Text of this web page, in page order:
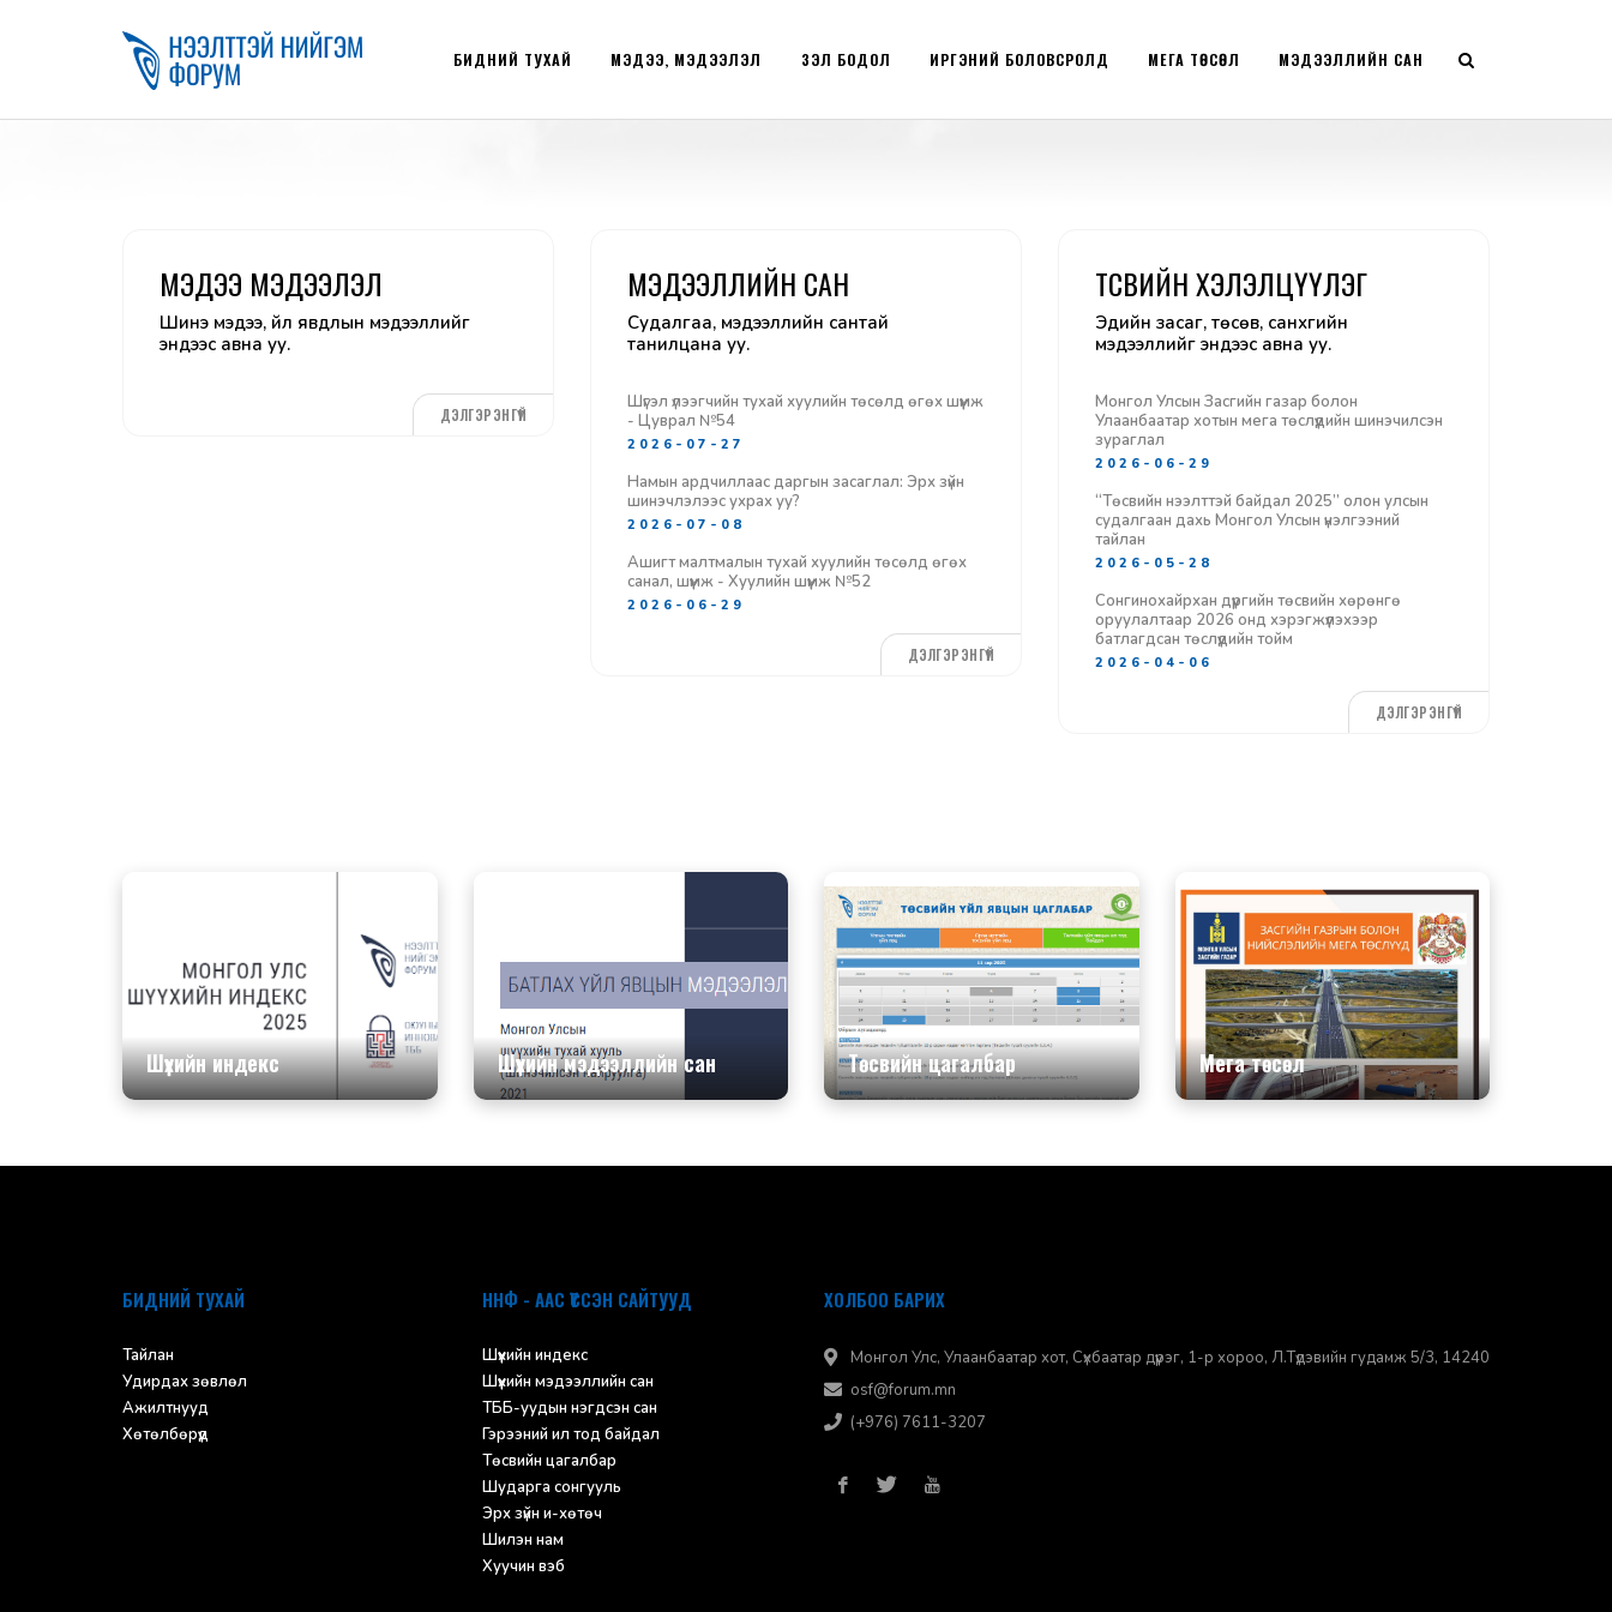
БИДНИЙ ТУХАЙ МЭДЭЭ, МЭДЭЭЛЭЛ ҮЗЭЛ БОДОЛ ИРГЭНИЙ БОЛОВСРОЛД МЭДЭЭЛЛИЙН САН
МЕГА ТӨСӨЛ
МЭДЭЭ МЭДЭЭЛЭЛ
Шинэ мэдээ, үйл явдлын мэдээллийг
эндээс авна уу.
ДЭЛГЭРЭНГҮЙ
МЭДЭЭЛЛИЙН САН
Судалгаа, мэдээллийн сантай
танилцана уу.
Шүгэл үлээгчийн тухай хуулийн төсөлд өгөх шүүмж
- Цуврал №54
2026-07-27
Намын ардчиллаас даргын засаглал: Эрх зүйн
шинэчлэлээс ухрах уу?
2026-07-08
Ашигт малтмалын тухай хуулийн төсөлд өгөх
санал, шүүмж - Хуулийн шүүмж №52
2026-06-29
ДЭЛГЭРЭНГҮЙ
ТӨСВИЙН ХЭЛЭЛЦҮҮЛЭГ
Эдийн засаг, төсөв, санхүүгийн
мэдээллийг эндээс авна уу.
Монгол Улсын Засгийн газар болон
Улаанбаатар хотын мега төслүүдийн шинэчилсэн
зураглал
2026-06-29
“Төсвийн нээлттэй байдал 2025” олон улсын
судалгаан дахь Монгол Улсын үнэлгээний
тайлан
2026-05-28
Сонгинохайрхан дүүргийн төсвийн хөрөнгө
оруулалтаар 2026 онд хэрэгжүүлэхээр
батлагдсан төслүүдийн тойм
2026-04-06
ДЭЛГЭРЭНГҮЙ
Шүүхийн индекс Шүүхийн мэдээллийн сан Төсвийн цагалбар Мега төсөл
БИДНИЙ ТУХАЙ
Тайлан
Удирдах зөвлөл
Ажилтнууд
Хөтөлбөрүүд
ННФ - ААС ҮҮССЭН САЙТУУД
Шүүхийн индекс
Шүүхийн мэдээллийн сан
ТББ-уудын нэгдсэн сан
Гэрээний ил тод байдал
Төсвийн цагалбар
Шударга сонгууль
Эрх зүйн и-хөтөч
Шилэн нам
Хуучин вэб
ХОЛБОО БАРИХ
Монгол Улс, Улаанбаатар хот, Сүхбаатар дүүрэг, 1-р хороо, ​Л.Түдэвийн гудамж 5/3, 14240
osf@forum.mn
(+976) 7611-3207